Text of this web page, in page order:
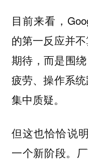
目前来看，
的第一反应并
期待，而是围
疲劳、操作系
集中质疑。
但这也恰恰说
一个新阶段。